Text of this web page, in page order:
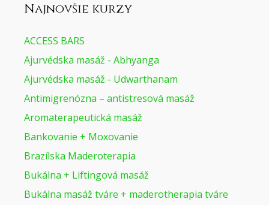
Najnovšie kurzy
ACCESS BARS
Ajurvédska masáž - Abhyanga
Ajurvédska masáž - Udwarthanam
Antimigrenózna – antistresová masáž
Aromaterapeutická masáž
Bankovanie + Moxovanie
Brazílska Maderoterapia
Bukálna + Liftingová masáž
Bukálna masáž tváre + maderotherapia tváre